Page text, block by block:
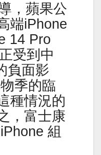
，蘋果公
端iPhone
14 Pro
受到中
負面影
季的臨
種情況的
，富士康
組